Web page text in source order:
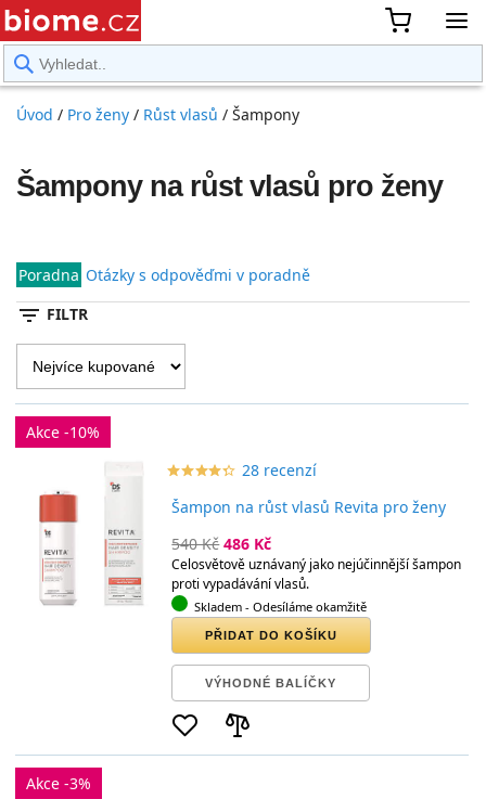
Úvod / Pro ženy / Růst vlasů / Šampony
Šampony na růst vlasů pro ženy
Poradna Otázky s odpověďmi v poradně
filter_list FILTR
Akce -10%
star_borderstar_borderstar_borderstar_borderstar_border
starstarstarstarstar 28 recenzí
Šampon na růst vlasů Revita pro ženy
540 Kč 486 Kč
Celosvětově uznávaný jako nejúčinnější šampon
proti vypadávání vlasů.
Skladem - Odesíláme okamžitě
PŘIDAT DO KOŠÍKU
VÝHODNÉ BALÍČKY
Akce -3%